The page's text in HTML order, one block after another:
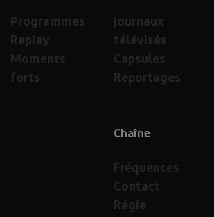
Journaux
télévisés
Capsules
Reportages
Programmes
Replay
Moments
forts
Chaîne
Fréquences
Contact
Régie